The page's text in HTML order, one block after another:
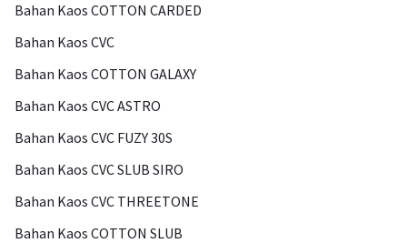
Bahan Kaos COTTON CARDED
Bahan Kaos CVC
Bahan Kaos COTTON GALAXY
Bahan Kaos CVC ASTRO
Bahan Kaos CVC FUZY 30S
Bahan Kaos CVC SLUB SIRO
Bahan Kaos CVC THREETONE
Bahan Kaos COTTON SLUB